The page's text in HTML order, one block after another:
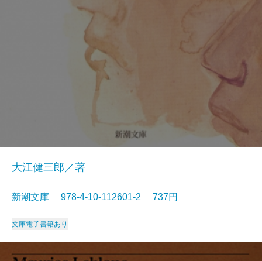
大江健三郎／著
新潮文庫 978-4-10-112601-2 737円
文庫電子書籍あり